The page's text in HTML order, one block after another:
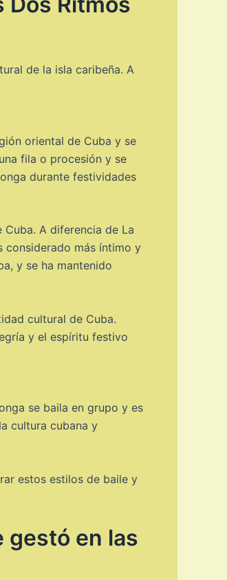
de la isla caribeña. A
oriental de Cuba y se
fila o procesión y se
durante festividades
A diferencia de La
considerado más íntimo y
y se ha mantenido
cultural de Cuba.
y el espíritu festivo
se baila en grupo y es
cultura cubana y
estos estilos de baile y
gestó en las